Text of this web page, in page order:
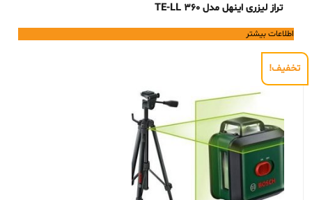
تراز لیزری اینهل مدل TE-LL 360
اطلاعات بیشتر
تخفیف!